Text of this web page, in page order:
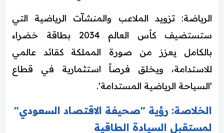
الرياضة: تزويد الملاعب والمنشآت الرياضية التي
ستستضيف كأس العالم 2034 بطاقة خضراء
بالكامل يعزز من صورة المملكة كقائد عالمي
للاستدامة، ويخلق فرصاً استثمارية في قطاع
'السياحة الرياضية المستدامة'.
الخلاصة: رؤية "صحيفة الاقتصاد السعودي"
لمستقبل السيادة الطاقية